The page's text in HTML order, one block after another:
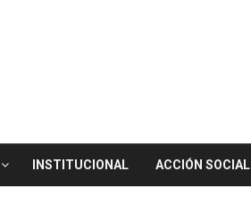
INSTITUCIONAL ACCIÓN SOCIAL